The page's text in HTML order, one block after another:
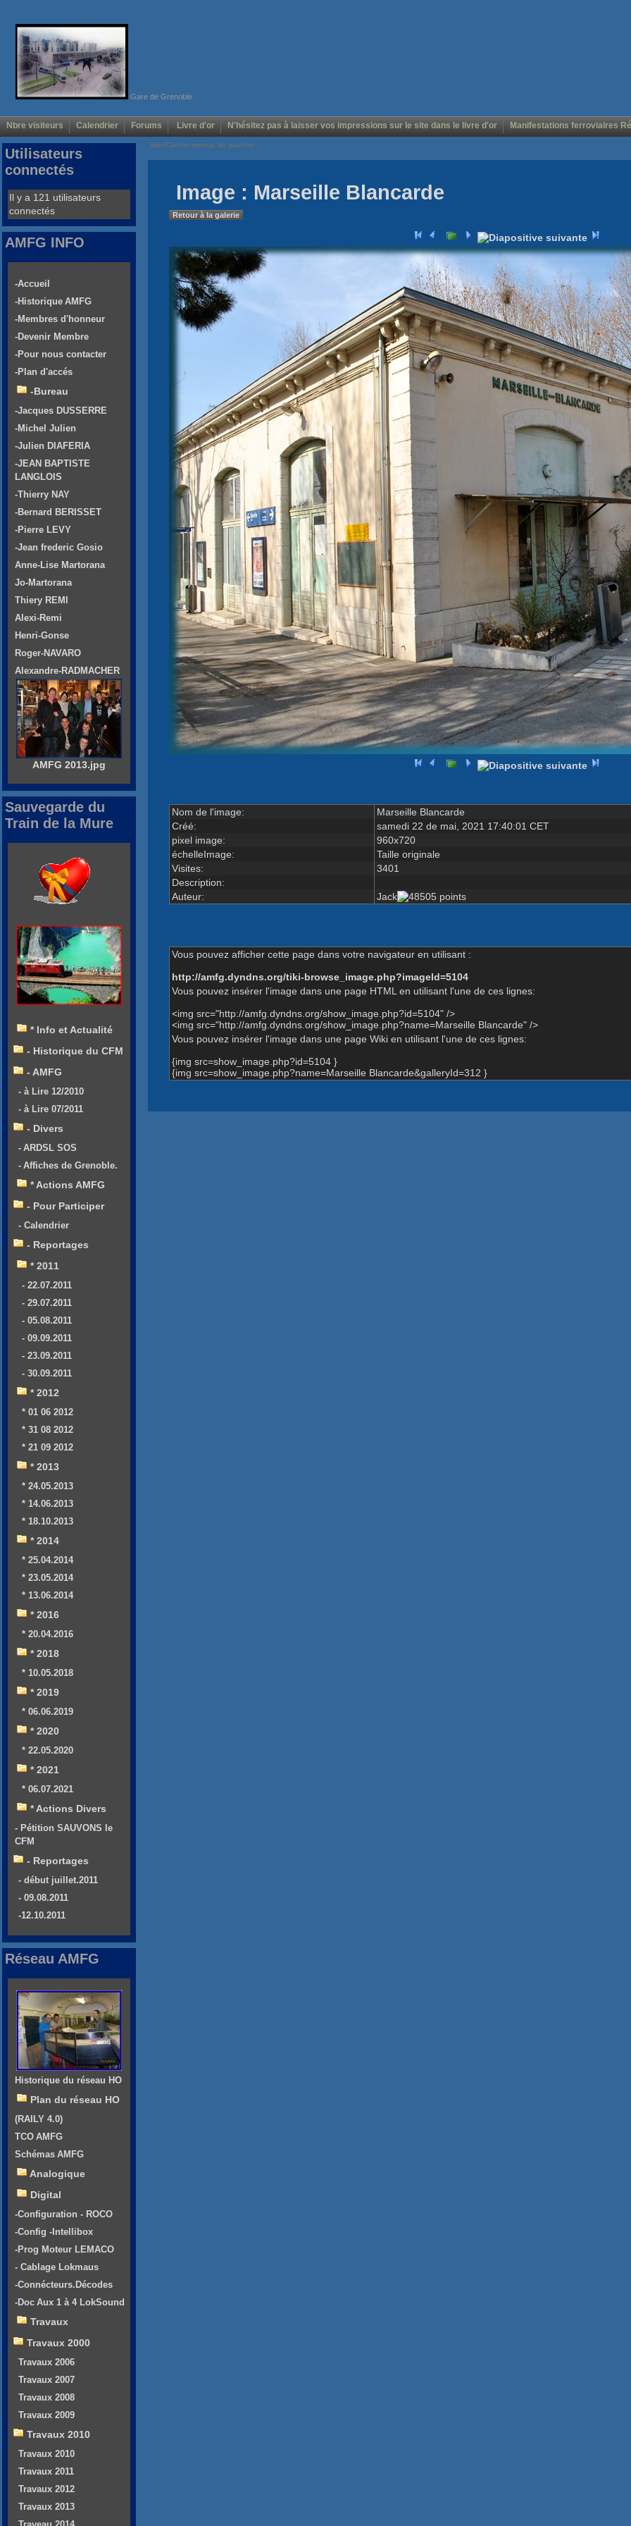
Gare de Grenoble
Nbre visiteurs Calendrier Forums Livre d'or N'hésitez pas à laisser vos impressions sur le site dans le livre d'or Manifestations ferroviaires
Voir/Cacher menus de gauche
Image : Marseille Blancarde
Retour à la galerie
Nom de l'image:
Marseille Blancarde
Créé:
samedi 22 de mai, 2021 17:40:01 CET
pixel image:
960x720
échelleImage:
Taille originale
Visites:
3401
Description:
Auteur:
Jack
Vous pouvez afficher cette page dans votre navigateur en utilisant :
http://amfg.dyndns.org/tiki-browse_image.php?imageId=5104
Vous pouvez insérer l'image dans une page HTML en utilisant l'une de ces lignes:
<img src="http://amfg.dyndns.org/show_image.php?id=5104" />
<img src="http://amfg.dyndns.org/show_image.php?name=Marseille Blancarde" />
Vous pouvez insérer l'image dans une page Wiki en utilisant l'une de ces lignes:
{img src=show_image.php?id=5104 }
{img src=show_image.php?name=Marseille Blancarde&galleryId=312 }
Utilisateurs
connectés
Il y a 121 utilisateurs
connectés
AMFG INFO
-Accueil
-Historique AMFG
-Membres d'honneur
-Devenir Membre
-Pour nous contacter
-Plan d'accés
-Bureau
-Jacques DUSSERRE
-Michel Julien
-Julien DIAFERIA
-JEAN BAPTISTE
LANGLOIS
-Thierry NAY
-Bernard BERISSET
-Pierre LEVY
-Jean frederic Gosio
Anne-Lise Martorana
Jo-Martorana
Thiery REMI
Alexi-Remi
Henri-Gonse
Roger-NAVARO
Alexandre-RADMACHER
AMFG 2013.jpg
Sauvegarde du
Train de la Mure
* Info et Actualité
- Historique du CFM
- AMFG
- à Lire 12/2010
- à Lire 07/2011
- Divers
- ARDSL SOS
- Affiches de Grenoble.
* Actions AMFG
- Pour Participer
- Calendrier
- Reportages
* 2011
- 22.07.2011
- 29.07.2011
- 05.08.2011
- 09.09.2011
- 23.09.2011
- 30.09.2011
* 2012
* 01 06 2012
* 31 08 2012
* 21 09 2012
* 2013
* 24.05.2013
* 14.06.2013
* 18.10.2013
* 2014
* 25.04.2014
* 23.05.2014
* 13.06.2014
* 2016
* 20.04.2016
* 2018
* 10.05.2018
* 2019
* 06.06.2019
* 2020
* 22.05.2020
* 2021
* 06.07.2021
* Actions Divers
- Pétition SAUVONS le
CFM
- Reportages
- début juillet.2011
- 09.08.2011
-12.10.2011
Réseau AMFG
Historique du réseau HO
Plan du réseau HO
(RAILY 4.0)
TCO AMFG
Schémas AMFG
Analogique
Digital
-Configuration - ROCO
-Config -Intellibox
-Prog Moteur LEMACO
- Cablage Lokmaus
-Connécteurs.Décodes
-Doc Aux 1 à 4 LokSound
Travaux
Travaux 2000
Travaux 2006
Travaux 2007
Travaux 2008
Travaux 2009
Travaux 2010
Travaux 2010
Travaux 2011
Travaux 2012
Travaux 2013